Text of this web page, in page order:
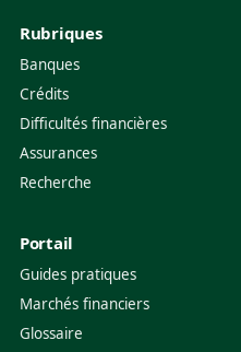
Rubriques
Banques
Crédits
Difficultés financières
Assurances
Recherche
Portail
Guides pratiques
Marchés financiers
Glossaire